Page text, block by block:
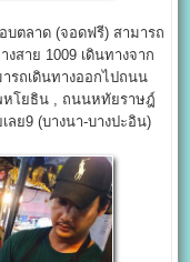
บตลาด (จอดฟรี) สามารถ
สาย 1009 เดินทางจาก
รถเดินทางออกไปถนน
หโยธิน , ถนนหทัยราษฎ์
ลย9 (บางนา-บางปะอิน)